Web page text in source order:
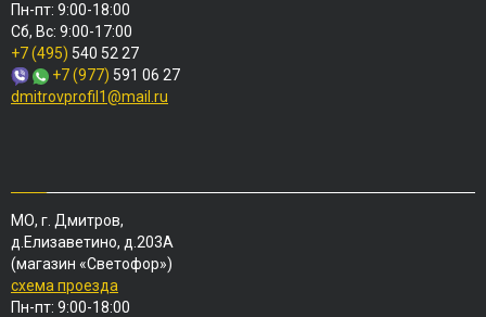
Пн-пт: 9:00-18:00
Сб, Вс: 9:00-17:00
+7 (495) 540 52 27
+7 (977) 591 06 27
dmitrovprofil1@mail.ru
МО, г. Дмитров,
д.Елизаветино, д.203А
(магазин «Светофор»)
схема проезда
Пн-пт: 9:00-18:00